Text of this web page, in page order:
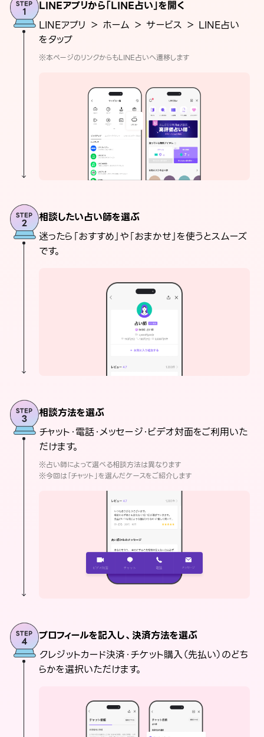
LINEアプリから「LINE占い」を開く
LINEアプリ ＞ ホーム ＞ サービス ＞ LINE占い
をタップ
※本ページのリンクからもLINE占いへ遷移します
相談したい占い師を選ぶ
迷ったら「おすすめ」や「おまかせ」を使うとスムーズ
です。
相談方法を選ぶ
チャット・電話・メッセージ・ビデオ対面をご利用いた
だけます。
※占い師によって選べる相談方法は異なります
※今回は「チャット」を選んだケースをご紹介します
プロフィールを記入し、決済方法を選ぶ
クレジットカード決済・チケット購入（先払い）のどち
らかを選択いただけます。